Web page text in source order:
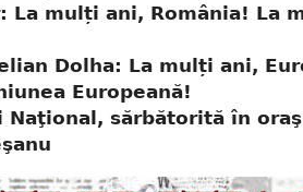
La mulți ani, România! La
Dolha: La mulți ani,
Europeană!
Naţional, sărbătorită în